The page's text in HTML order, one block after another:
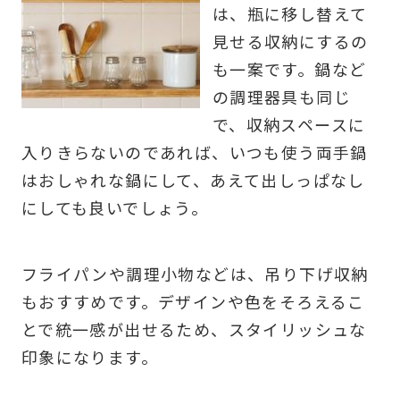
は、瓶に移し替えて
見せる収納にするの
も一案です。鍋など
の調理器具も同じ
で、収納スペースに
入りきらないのであれば、いつも使う両手鍋
はおしゃれな鍋にして、あえて出しっぱなし
にしても良いでしょう。
フライパンや調理小物などは、吊り下げ収納
もおすすめです。デザインや色をそろえるこ
とで統一感が出せるため、スタイリッシュな
印象になります。